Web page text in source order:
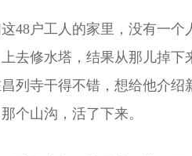
48户工人的家里，没有一
去修水塔，结果从那儿掉
列寺干得不错，想给他介
个山沟，活了下来。